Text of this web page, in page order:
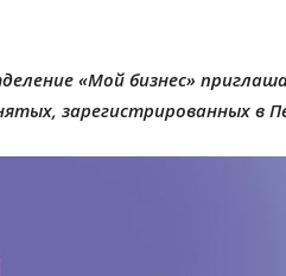
«Мой бизнес»
зарегистрированных в